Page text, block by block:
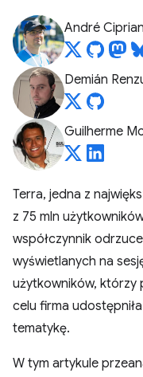
André
Demián
Guilherme
Terra, jedna z
z 75 mln
współczynnik
wyświetlanych na
użytkowników, którzy
celu firma
tematykę.
W tym artykule